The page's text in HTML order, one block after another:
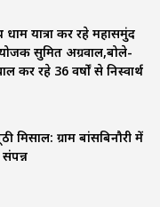
धाम यात्रा कर रहे महासमुंद
सुमित अग्रवाल,बोले-
कर रहे 36 वर्षों से निस्वार्थ
मिसाल: ग्राम बांसबिनौरी में